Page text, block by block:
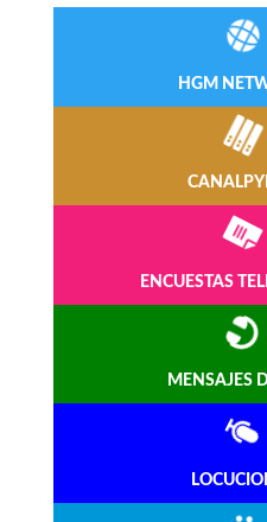
HGM
ENCUESTAS
MENSAJES